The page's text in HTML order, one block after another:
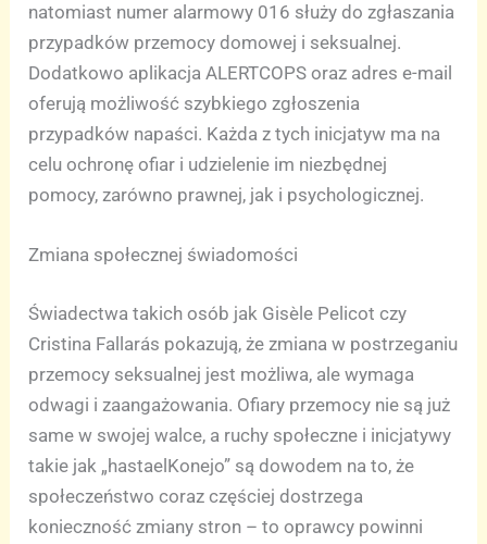
natomiast numer alarmowy 016 służy do zgłaszania
przypadków przemocy domowej i seksualnej.
Dodatkowo aplikacja ALERTCOPS oraz adres e-mail
oferują możliwość szybkiego zgłoszenia
przypadków napaści. Każda z tych inicjatyw ma na
celu ochronę ofiar i udzielenie im niezbędnej
pomocy, zarówno prawnej, jak i psychologicznej.
Zmiana społecznej świadomości
Świadectwa takich osób jak Gisèle Pelicot czy
Cristina Fallarás pokazują, że zmiana w postrzeganiu
przemocy seksualnej jest możliwa, ale wymaga
odwagi i zaangażowania. Ofiary przemocy nie są już
same w swojej walce, a ruchy społeczne i inicjatywy
takie jak „hastaelKonejo” są dowodem na to, że
społeczeństwo coraz częściej dostrzega
konieczność zmiany stron – to oprawcy powinni